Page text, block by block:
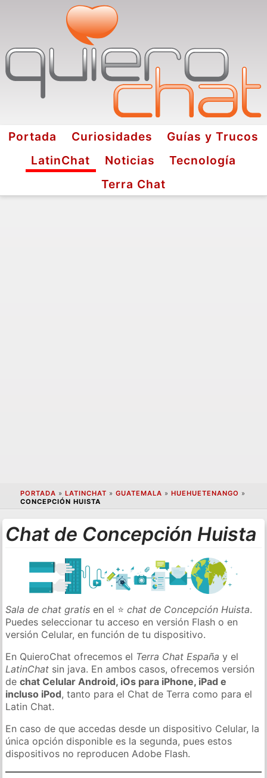
Portada Curiosidades
Guías y Trucos
LatinChat
Noticias
Tecnología
Terra Chat
PORTADA » LATINCHAT » GUATEMALA » HUEHUETENANGO »
CONCEPCIÓN HUISTA
Chat de Concepción Huista
Sala de chat gratis en el ⭐chat de Concepción Huista.
Puedes seleccionar tu acceso en versión Flash o en
versión Celular, en función de tu dispositivo.
En QuieroChat ofrecemos el Terra Chat España y el
LatinChat sin java. En ambos casos, ofrecemos versión
dechat Celular Android, iOs para iPhone, iPad e
incluso iPod, tanto para el Chat de Terra como para el
Latin Chat.
En caso de que accedas desde un dispositivo Celular, la
única opción disponible es la segunda, pues estos
dispositivos no reproducen Adobe Flash.